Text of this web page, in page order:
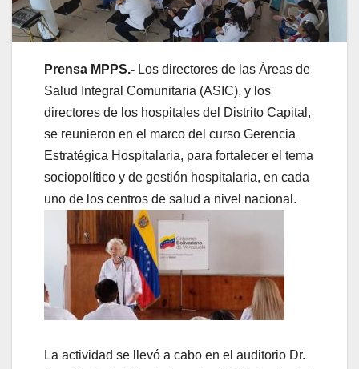
Prensa MPPS.- Los directores de las Áreas de
Salud Integral Comunitaria (ASIC), y los
directores de los hospitales del Distrito Capital,
se reunieron en el marco del curso Gerencia
Estratégica Hospitalaria, para fortalecer el tema
sociopolítico y de gestión hospitalaria, en cada
uno de los centros de salud a nivel nacional.
La actividad se llevó a cabo en el auditorio Dr.